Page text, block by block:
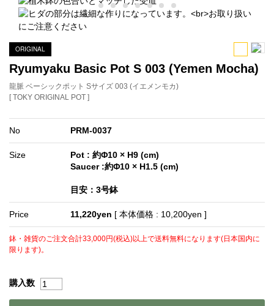
ORIGINAL
Ryumyaku Basic Pot S 003 (Yemen Mocha)
龍脈 ベーシックポット Sサイズ 003 (イエメンモカ)
[ TOKY ORIGINAL POT ]
No PRM-0037
Size
Pot : 約Φ10 × H9 (cm)
Saucer :約Φ10 × H1.5 (cm)
目安：3号鉢
Price 11,220yen [ 本体価格 : 10,200yen ]
鉢・雑貨のご注文合計33,000円(税込)以上で送料無料になります(日本国内に
限ります)。
購入数